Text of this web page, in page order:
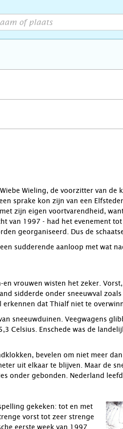
Wieling, de voorzitter van de
sprake kon zijn van een
zijn eigen voortvarendheid,
van 1997 - had het evenement
georganiseerd. Dus de
sudderende aanloop met wat
vrouwen wisten het zeker.
sidderde onder sneeuwval
dat Thialf niet te
sneeuwduinen. Veegwagens
Celsius. Enschede was de
bevelen om niet meer
uit elkaar te blijven. Maar de
onder gebonden. Nederland
gekeken: tot en met
vorst tot zeer strenge
eerste week van 1997